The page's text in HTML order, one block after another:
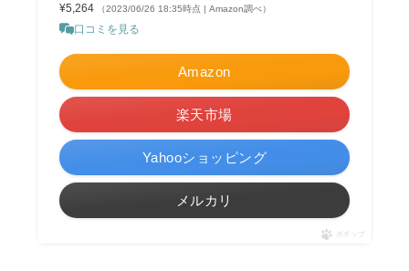
¥5,264 （2023/06/26 18:35時点 | Amazon調べ）
口コミを見る
Amazon
楽天市場
Yahooショッピング
メルカリ
ポチップ